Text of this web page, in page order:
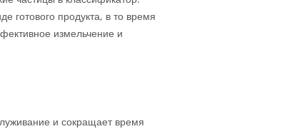
готового продукта, в то время
измельчение и
и сокращает время